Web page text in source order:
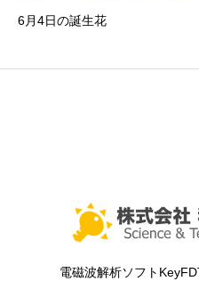
6月4日の誕生花
電磁波解析ソフト